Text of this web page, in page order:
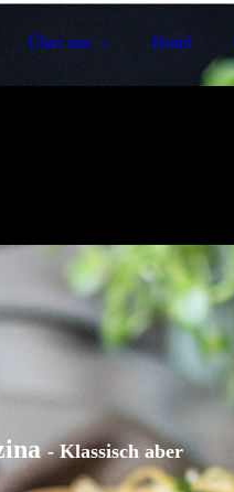
Über uns Hotel
-Klassisch aber